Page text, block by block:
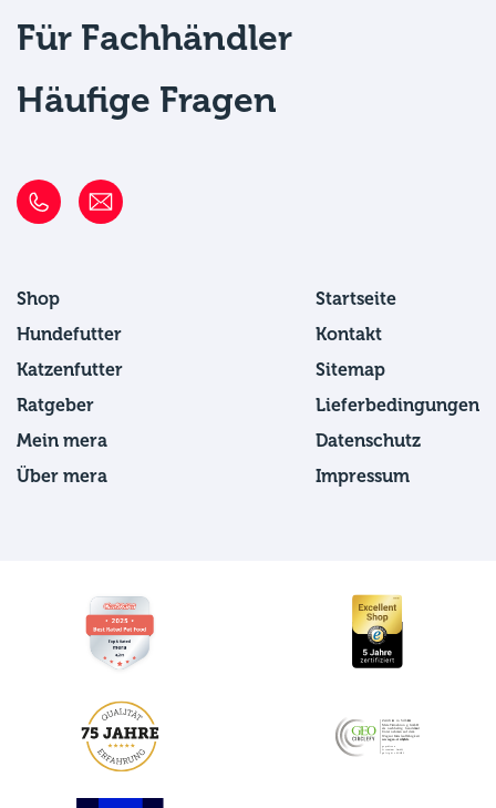
Für Fachhändler
Häufige Fragen
Shop
Hundefutter
Katzenfutter
Ratgeber
Mein mera
Über mera
Startseite
Kontakt
Sitemap
Lieferbedingungen
Datenschutz
Impressum